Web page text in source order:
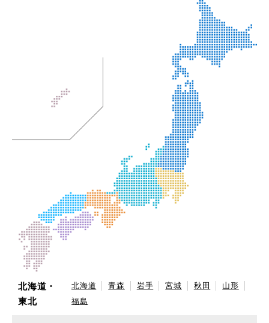
北海道・
東北
北海道 青森 岩手 宮城 秋田
山形
福島